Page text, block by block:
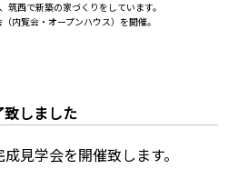
筑西で新築の家づくりをしています。
内覧会・オープンハウス）を開催。
しました
見学会を開催致します。